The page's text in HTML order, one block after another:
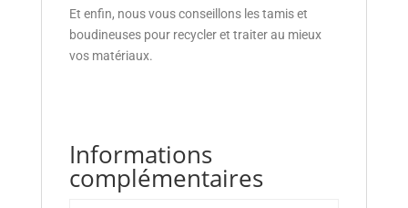
Et enfin, nous vous conseillons les tamis et
boudineuses pour recycler et traiter au mieux
vos matériaux.
Informations
complémentaires